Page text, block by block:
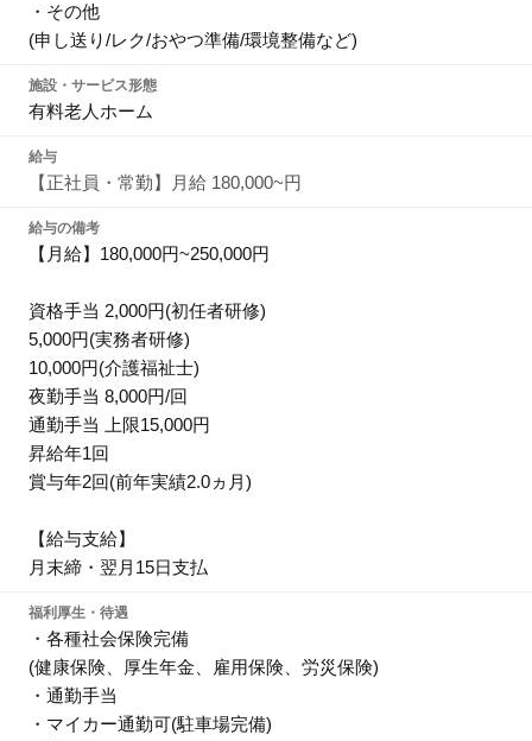
・その他
(申し送り/レク/おやつ準備/環境整備など)
施設・サービス形態
有料老人ホーム
給与
【正社員・常勤】月給 180,000~円
給与の備考
【月給】180,000円~250,000円
資格手当 2,000円(初任者研修)
5,000円(実務者研修)
10,000円(介護福祉士)
夜勤手当 8,000円/回
通勤手当 上限15,000円
昇給年1回
賞与年2回(前年実績2.0ヵ月)
【給与支給】
月末締・翌月15日支払
福利厚生・待遇
・各種社会保険完備
(健康保険、厚生年金、雇用保険、労災保険)
・通勤手当
・マイカー通勤可(駐車場完備)